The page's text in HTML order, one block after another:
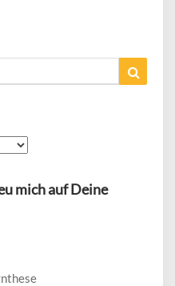
mich auf Deine